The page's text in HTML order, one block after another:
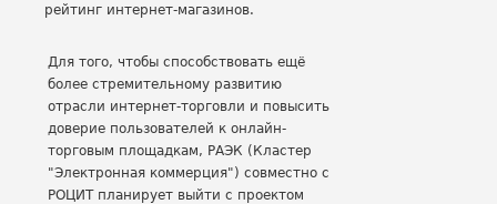
рейтинг интернет-магазинов.
Для того, чтобы способствовать ещё
более стремительному развитию
отрасли интернет-торговли и повысить
доверие пользователей к онлайн-
торговым площадкам, РАЭК (Кластер
"Электронная коммерция") совместно с
РОЦИТ планирует выйти с проектом